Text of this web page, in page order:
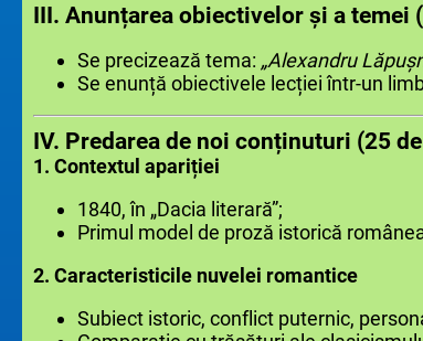
III. Anunțarea obiectivelor și a temei
Se precizează tema: „Alexandru
Se enunță obiectivele lecției într-un
IV. Predarea de noi conținuturi (25
1. Contextul apariției
1840, în „Dacia literară”;
Primul model de proză istorică
2. Caracteristicile nuvelei romantice
Subiect istoric, conflict puternic,